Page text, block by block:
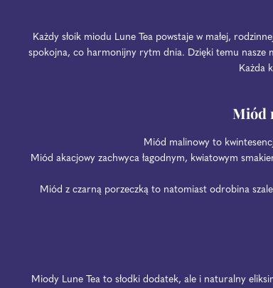
Każdy słoik miodu Lune Tea powstaje w małej,
spokojna, co harmonijny rytm dnia. Dzięki temu nasze
Każda
Miód
Miód malinowy to
Miód akacjowy zachwyca łagodnym, kwiatowym
Miód z czarną porzeczką to natomiast odrobina
Miody Lune Tea to słodki dodatek, ale i naturalny